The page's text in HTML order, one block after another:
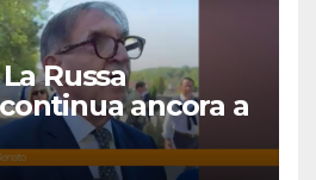
Russa
ancora a